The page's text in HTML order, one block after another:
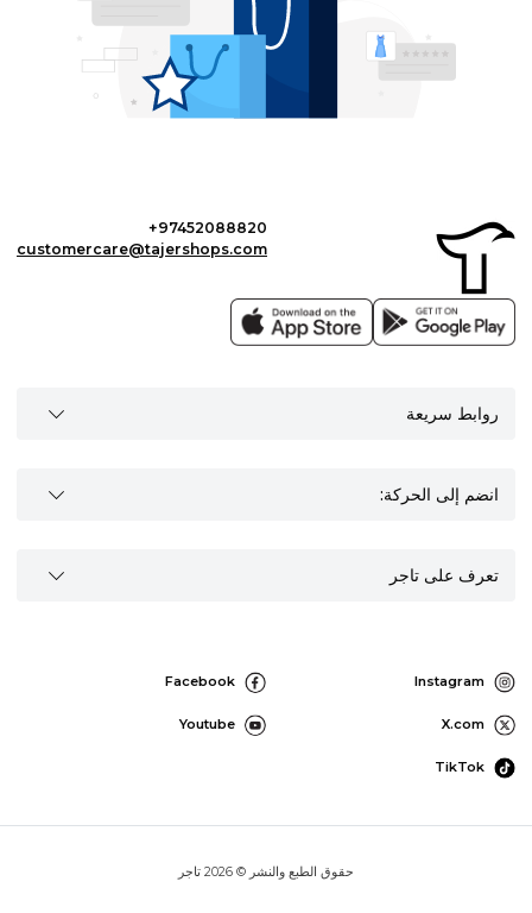
+97452088820
customercare@tajershops.com
روابط سريعة
انضم إلى الحركة:
تعرف على تاجر
Instagram
Facebook
X.com
Youtube
TikTok
حقوق الطبع والنشر © 2026 تاجر